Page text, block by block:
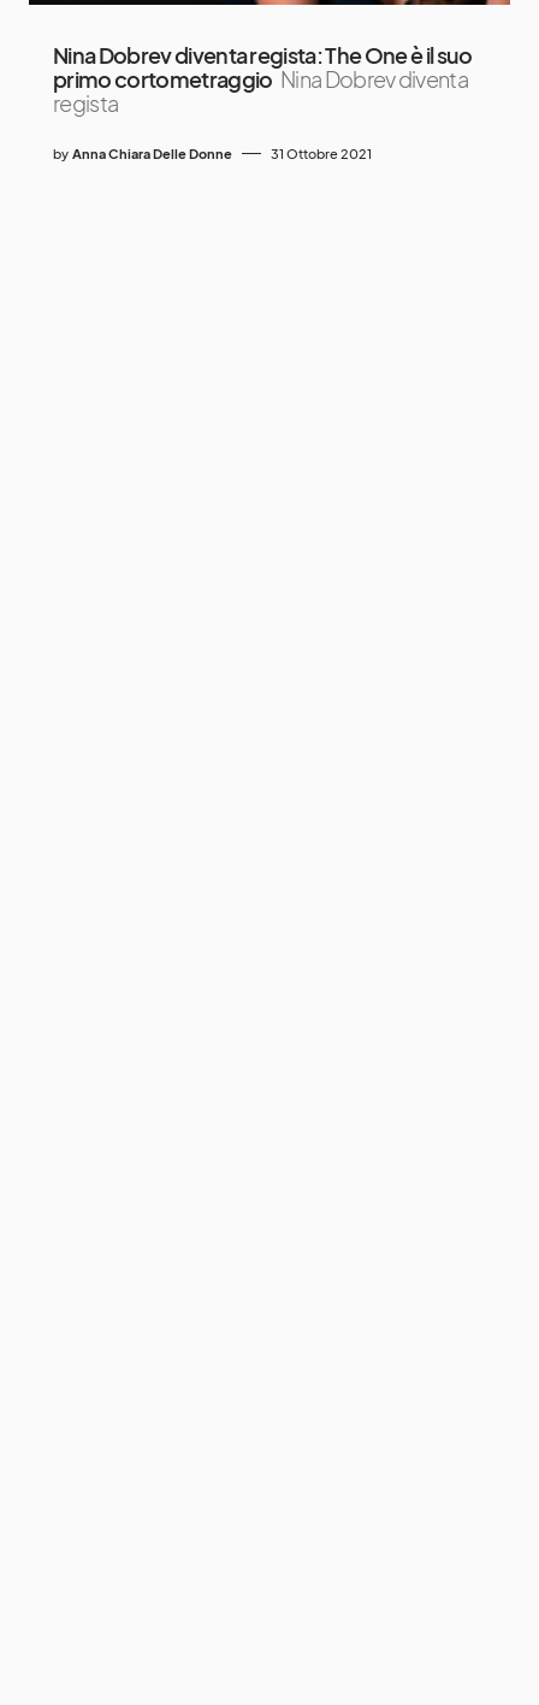
Nina Dobrev diventa regista: The One è il suo
primo cortometraggio Nina Dobrev diventa
regista
by Anna Chiara Delle Donne 31 Ottobre 2021